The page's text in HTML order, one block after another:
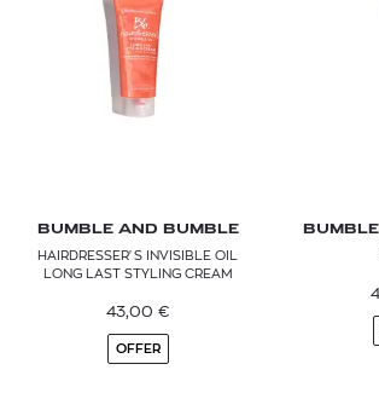
BUMBLE AND BUMBLE
HAIRDRESSER'S INVISIBLE OIL
LONG LAST STYLING CREAM
43,00 €
OFFER